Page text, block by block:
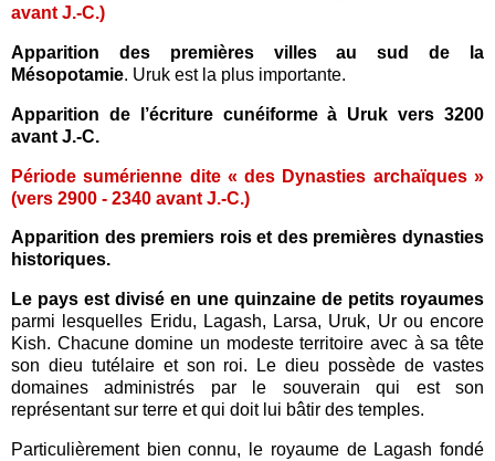
avant J.-C.)
Apparition des premières villes au sud de la
Mésopotamie. Uruk est la plus importante.
Apparition de l’écriture cunéiforme à Uruk vers 3200
avant J.-C.
Période sumérienne dite « des Dynasties archaïques »
(vers 2900 - 2340 avant J.-C.)
Apparition des premiers rois et des premières dynasties
historiques.
Le pays est divisé en une quinzaine de petits royaumes
parmi lesquelles Eridu, Lagash, Larsa, Uruk, Ur ou encore
Kish. Chacune domine un modeste territoire avec à sa tête
son dieu tutélaire et son roi. Le dieu possède de vastes
domaines administrés par le souverain qui est son
représentant sur terre et qui doit lui bâtir des temples.
Particulièrement bien connu, le royaume de Lagash fondé